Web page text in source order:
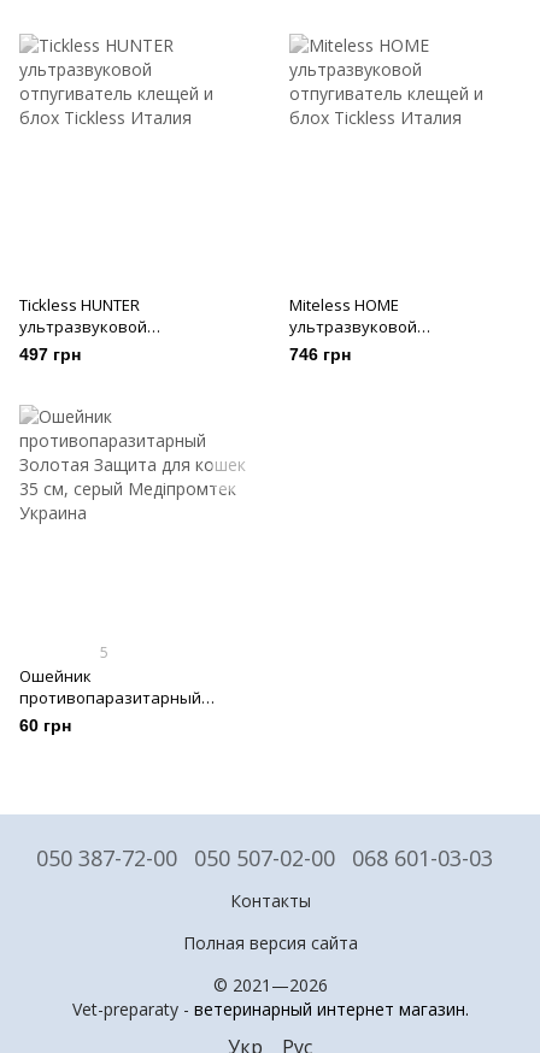
Tickless HUNTER
ультразвуковой
отпугиватель клещей и блох
497 грн
Miteless HOME
ультразвуковой
отпугиватель клещей и блох
746 грн
5
Ошейник
противопаразитарный
Золотая Защита для кошек 35
см, серый
60 грн
050 387-72-00 050 507-02-00 068 601-03-03
Контакты
Полная версия сайта
© 2021—2026
Vet-preparaty - ветеринарный интернет магазин.
Укр Рус